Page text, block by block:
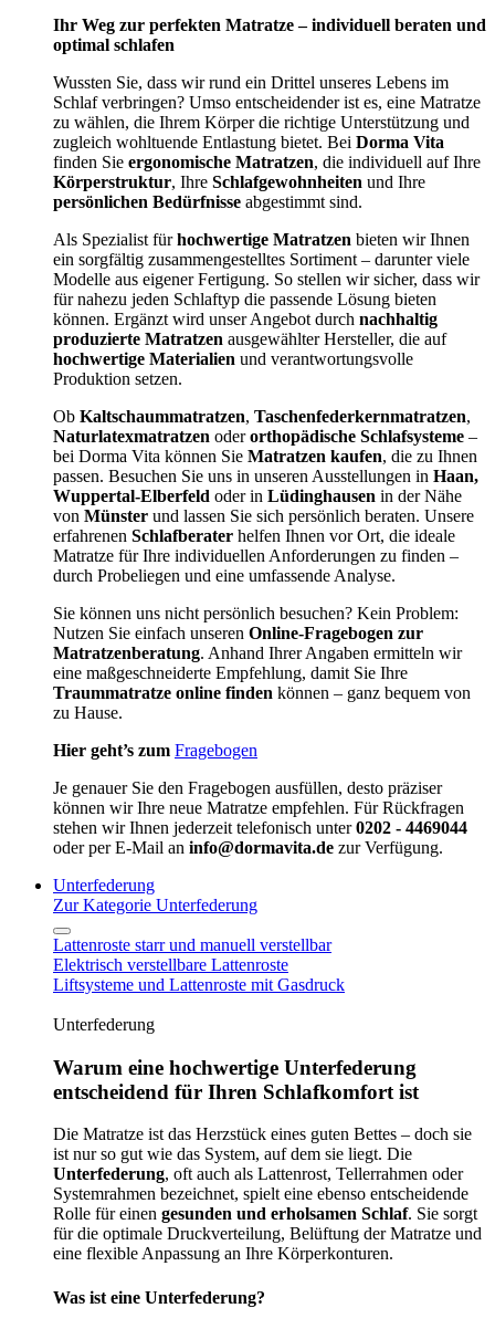
Ihr Weg zur perfekten Matratze – individuell beraten und
optimal schlafen
Wussten Sie, dass wir rund ein Drittel unseres Lebens im
Schlaf verbringen? Umso entscheidender ist es, eine Matratze
zu wählen, die Ihrem Körper die richtige Unterstützung und
zugleich wohltuende Entlastung bietet. Bei Dorma Vita
finden Sie ergonomische Matratzen, die individuell auf Ihre
Körperstruktur, Ihre Schlafgewohnheiten und Ihre
persönlichen Bedürfnisse abgestimmt sind.
Als Spezialist fürhochwertige Matratzen bieten wir Ihnen
ein sorgfältig zusammengestelltes Sortiment – darunter viele
Modelle aus eigener Fertigung. So stellen wir sicher, dass wir
für nahezu jeden Schlaftyp die passende Lösung bieten
können. Ergänzt wird unser Angebot durch nachhaltig
produzierte Matratzen ausgewählter Hersteller, die auf
hochwertige Materialien und verantwortungsvolle
Produktion setzen.
Ob Kaltschaummatratzen, Taschenfederkernmatratzen,
Naturlatexmatratzen oderorthopädische Schlafsysteme –
bei Dorma Vita können Sie Matratzen kaufen, die zu Ihnen
passen. Besuchen Sie uns in unseren Ausstellungen in Haan,
Wuppertal-Elberfeld oder in Lüdinghausen in der Nähe
von Münster und lassen Sie sich persönlich beraten. Unsere
erfahrenen Schlafberater helfen Ihnen vor Ort, die ideale
Matratze für Ihre individuellen Anforderungen zu finden –
durch Probeliegen und eine umfassende Analyse.
Sie können uns nicht persönlich besuchen? Kein Problem:
Nutzen Sie einfach unseren Online-Fragebogen zur
Matratzenberatung. Anhand Ihrer Angaben ermitteln wir
eine maßgeschneiderte Empfehlung, damit Sie Ihre
Traummatratze online finden können – ganz bequem von
zu Hause.
Hier geht’s zum Fragebogen
Je genauer Sie den Fragebogen ausfüllen, desto präziser
können wir Ihre neue Matratze empfehlen. Für Rückfragen
stehen wir Ihnen jederzeit telefonisch unter0202 - 4469044
oder per E-Mail an info@dormavita.de zur Verfügung.
Unterfederung
Zur Kategorie Unterfederung
Lattenroste starr und manuell verstellbar
Elektrisch verstellbare Lattenroste
Liftsysteme und Lattenroste mit Gasdruck
Unterfederung
Warum eine hochwertige Unterfederung
entscheidend für Ihren Schlafkomfort ist
Die Matratze ist das Herzstück eines guten Bettes – doch sie
ist nur so gut wie das System, auf dem sie liegt. Die
Unterfederung, oft auch als Lattenrost, Tellerrahmen oder
Systemrahmen bezeichnet, spielt eine ebenso entscheidende
Rolle für einen gesunden und erholsamen Schlaf. Sie sorgt
für die optimale Druckverteilung, Belüftung der Matratze und
eine flexible Anpassung an Ihre Körperkonturen.
Was ist eine Unterfederung?